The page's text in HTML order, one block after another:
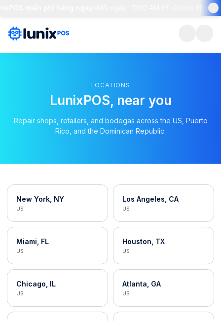
Demo 30
LOCATIONS
LunixPOS, near you
Repair shops, retailers, and bodegas across the US, Puerto
Rico, and the Dominican Republic.
New York, NY
US
Los Angeles, CA
US
Miami, FL
US
Houston, TX
US
Chicago, IL
US
Atlanta, GA
US